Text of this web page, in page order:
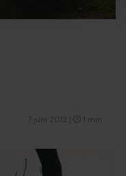
7 juni 2012 1 min